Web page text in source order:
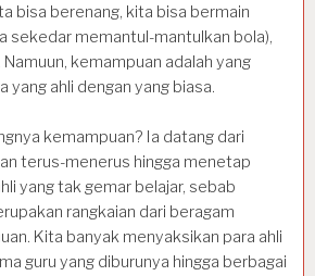
bisa berenang, kita bisa bermain
sekedar memantul-mantulkan bola),
kemampuan adalah yang
yang ahli dengan yang biasa.
kemampuan? Ia datang dari
terus-menerus hingga menetap
yang tak gemar belajar, sebab
rangkaian dari beragam
Kita banyak menyaksikan para ahli
guru yang diburunya hingga berbagai